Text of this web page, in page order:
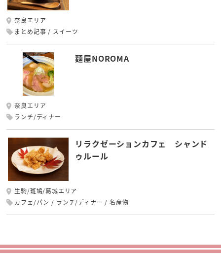
奈良エリア
まとめ記事
スイーツ
麺屋NOROMA
奈良エリア
ランチ/ディナー
リラクゼーションカフェ シャンド
ゥルール
生駒/斑鳩/葛城エリア
カフェ/パン
ランチ/ディナー 名産物